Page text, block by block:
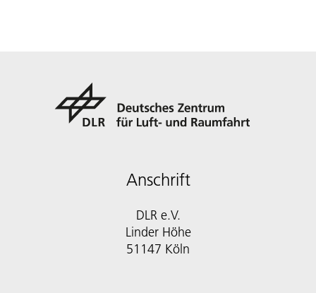
Anschrift
DLR e.V.
Linder Höhe
51147 Köln